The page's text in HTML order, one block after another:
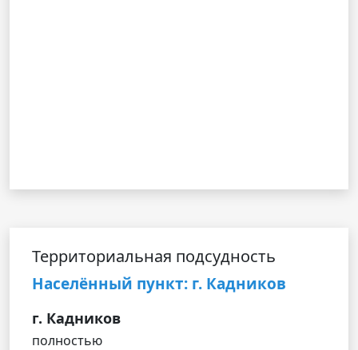
Территориальная подсудность
Населённый пункт: г. Кадников
г. Кадников
полностью